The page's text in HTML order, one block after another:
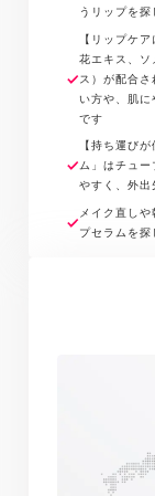
ンジオール
などにより
す。実際の
うリップを
【リップケ
花エキス、ソ
ス）が配合
い方や、肌に
です
【持ち運び
ム」はチュ
やすく、外出
メイク直し
プセラムを探